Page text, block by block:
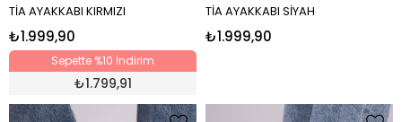
TİA AYAKKABI KIRMIZI
₺1.999,90
Sepette %10 İndirim
₺1.799,91
TİA AYAKKABI SİYAH
₺1.999,90